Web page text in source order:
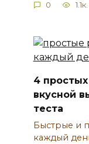
0 1.1к.
4
вкусной
теста
Быстрые и
каждый